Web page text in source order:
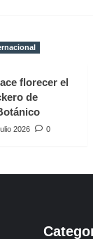
florecer el
de
2026 0